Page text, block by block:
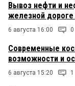
Вывоз нефти и
железной
6 августа 16:00 0
Современные
возможности и
6 августа 15:20 1